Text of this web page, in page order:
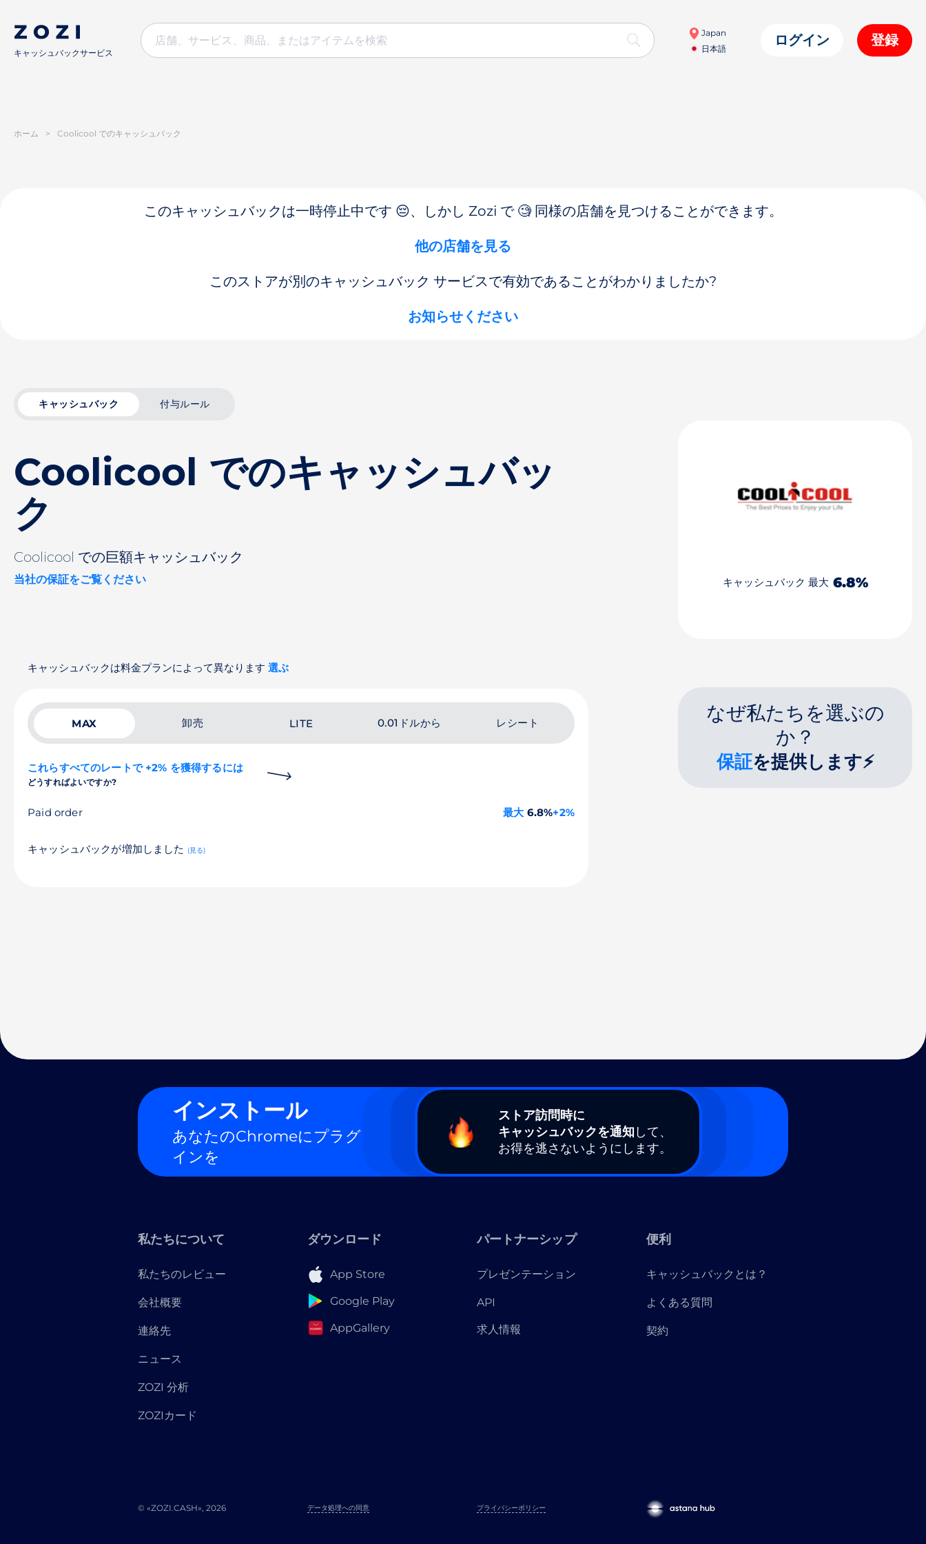
キャッシュバックサービス
Japan
日本語
ログイン 登録
ホーム > Coolicool でのキャッシュバック
このキャッシュバックは一時停止中です 😔、しかし Zozi で 🧐 同様の店舗を見つけることができます。
他の店舗を見る
このストアが別のキャッシュバック サービスで有効であることがわかりましたか?
お知らせください
キャッシュバック 付与ルール
Coolicool でのキャッシュバッ
ク
Coolicool での巨額キャッシュバック
当社の保証をご覧ください キャッシュバック 最大 6.8%
キャッシュバックは料金プランによって異なります 選ぶ
MAX 卸売 LITE 0.01ドルから レシート
これらすべてのレートで +2% を獲得するには
どうすればよいですか?
Paid order 最大 6.8%+2%
キャッシュバックが増加しました (見る)
なぜ私たちを選ぶの
か？
保証を提供します⚡
インストール
あなたのChromeにプラグ
インを
ストア訪問時に
キャッシュバックを通知 して、
お得を逃さないようにします。
私たちについて
私たちのレビュー
会社概要
連絡先
ニュース
ZOZI 分析
ZOZIカード
ダウンロード
App Store
Google Play
AppGallery
パートナーシップ
プレゼンテーション
API
求人情報
便利
キャッシュバックとは？
よくある質問
契約
© «ZOZI.CASH», 2026 プライバシーポリシー
データ処理への同意